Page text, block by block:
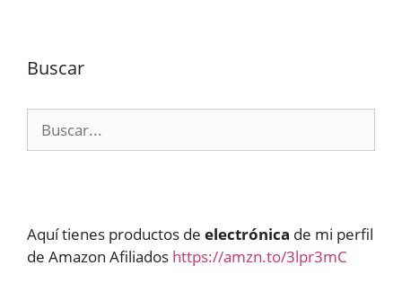
Buscar
Aquí tienes productos de electrónica de mi perfil
de Amazon Afiliados https://amzn.to/3lpr3mC